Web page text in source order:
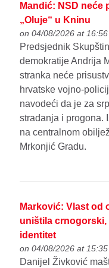
Mandić: NSD
„Oluje“ u Kninu
on 04/08/2026 at 16:56
Predsjednik
demokratije Andrija
stranka neće
hrvatske vojno-
navodeći da je za
stradanja i progona.
na centralnom
Mrkonjić Gradu.
Marković: Vlast od
uništila
identitet
on 04/08/2026 at 15:35
Danijel Živković